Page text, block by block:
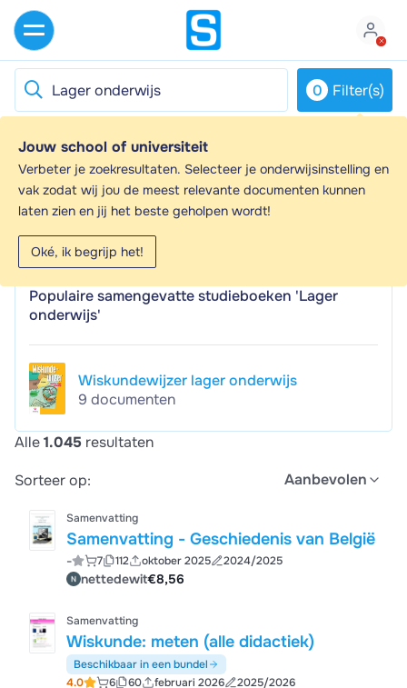
0 Filter(s)
Jouw school of universiteit
Verbeter je zoekresultaten. Selecteer je onderwijsinstelling en
vak zodat wij jou de meest relevante documenten kunnen
laten zien en jij het beste geholpen wordt!
Oké, ik begrijp het!
Lager onderwijs - Samenvattingen en
Aantekeningen
Op zoek naar een samenvatting over Lager onderwijs?
Op deze pagina vind je 1045 samenvattingen over
Lager onderwijs.
Populaire samengevatte studieboeken 'Lager
onderwijs'
Wiskundewijzer lager onderwijs
9 documenten
Alle1.045 resultaten
Sorteer op:
Aanbevolen
Samenvatting
Samenvatting - Geschiedenis van België
- 7 112 oktober 2025 2024/2025
nettedewit€8,56
Samenvatting
Wiskunde: meten (alle didactiek)
Beschikbaar in een bundel
4.0
6 60 februari 2026 2025/2026